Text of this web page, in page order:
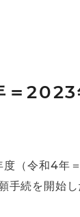
2023
（令和4年
手続を開始し